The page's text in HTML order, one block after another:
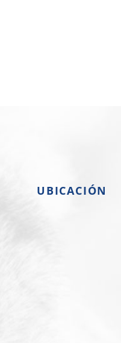
UBICACIÓN